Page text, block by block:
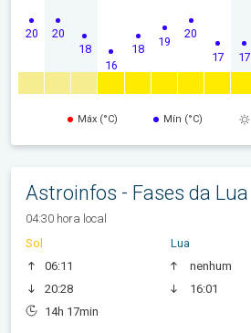
20 20
18
16
18
19
20
17 17
Máx (°C) Mín (°C)
Astroinfos - Fases da Lua
04:30 hora local
Sol
06:11
20:28
14h 17min
Lua
nenhum
16:01